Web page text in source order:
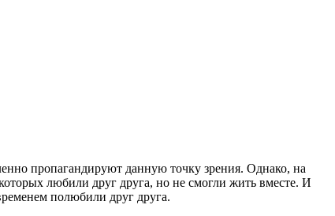
пропагандируют данную точку зрения. Однако, на
любили друг друга, но не смогли жить вместе. И
полюбили друг друга.